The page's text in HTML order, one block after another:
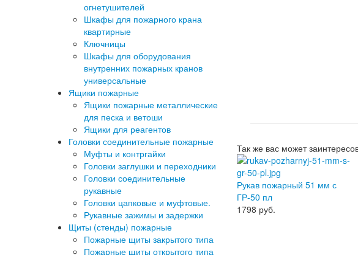
огнетушителей
Шкафы для пожарного крана
квартирные
Ключницы
Шкафы для оборудования
внутренних пожарных кранов
универсальные
Ящики пожарные
Ящики пожарные металлические
для песка и ветоши
Ящики для реагентов
Головки соединительные пожарные
Муфты и контргайки
Головки заглушки и переходники
Головки соединительные
рукавные
Головки цапковые и муфтовые.
Рукавные зажимы и задержки
Щиты (стенды) пожарные
Пожарные щиты закрытого типа
Пожарные щиты открытого типа
Так же вас может
Рукав пожарный 51 мм с
ГР-50 пл
1798 руб.